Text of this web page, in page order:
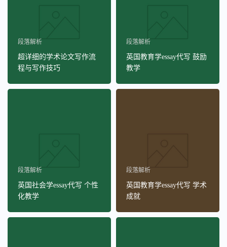
段落解析
超详细的学术论文写作流
程与写作技巧
段落解析
英国教育学essay代写 鼓励
教学
段落解析
英国社会学essay代写 个性
化教学
段落解析
英国教育学essay代写 学术
成就